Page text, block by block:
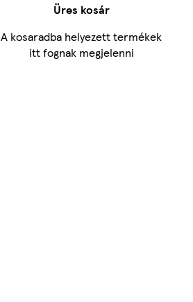
Üres kosár
A kosaradba helyezett termékek
itt fognak megjelenni